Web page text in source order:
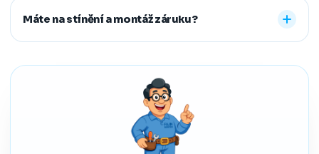
předem říct a o všechno se postaráme, abyste neměli
žádné starosti navíc.
Máte na stínění a montáž záruku?
podle typu stínění. Používáme kvalitní materiály a precizní
zpracování, a pokud by přesto bylo potřeba cokoliv řešit,
náš servis vyřídíme rychle a férově.